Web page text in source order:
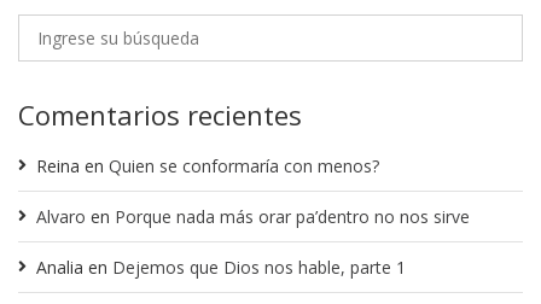
Comentarios recientes
Reina en Quien se conformaría con menos?
Alvaro en Porque nada más orar pa’dentro no nos sirve
Analia en Dejemos que Dios nos hable, parte 1